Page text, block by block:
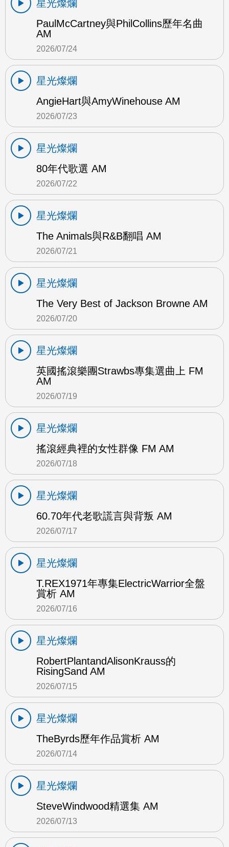
星光燦爛
PaulMcCartney與PhilCollins歷年名曲
AM
2026/07/24
星光燦爛
AngieHart與AmyWinehouse AM
2026/07/23
星光燦爛
80年代歌選 AM
2026/07/22
星光燦爛
The Animals與R&B翻唱 AM
2026/07/21
星光燦爛
The Very Best of Jackson Browne AM
2026/07/20
星光燦爛
英國搖滾樂團Strawbs專集選曲上 FM
AM
2026/07/19
星光燦爛
搖滾經典裡的女性群像 FM AM
2026/07/18
星光燦爛
60.70年代老歌謊言與背叛 AM
2026/07/17
星光燦爛
T.REX1971年專集ElectricWarrior全盤
賞析 AM
2026/07/16
星光燦爛
RobertPlantandAlisonKrauss的
RisingSand AM
2026/07/15
星光燦爛
TheByrds歷年作品賞析 AM
2026/07/14
星光燦爛
SteveWindwood精選集 AM
2026/07/13